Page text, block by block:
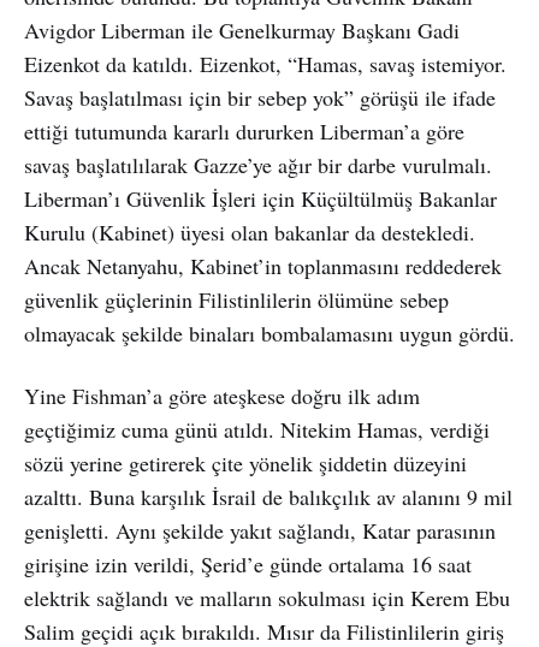
Avigdor Liberman ile Genelkurmay Başkanı Gadi
Eizenkot da katıldı. Eizenkot, “Hamas, savaş istemiyor.
Savaş başlatılması için bir sebep yok” görüşü ile ifade
ettiği tutumunda kararlı dururken Liberman’a göre
savaş başlatılılarak Gazze’ye ağır bir darbe vurulmalı.
Liberman’ı Güvenlik İşleri için Küçültülmüş Bakanlar
Kurulu (Kabinet) üyesi olan bakanlar da destekledi.
Ancak Netanyahu, Kabinet’in toplanmasını reddederek
güvenlik güçlerinin Filistinlilerin ölümüne sebep
olmayacak şekilde binaları bombalamasını uygun gördü.
Yine Fishman’a göre ateşkese doğru ilk adım
geçtiğimiz cuma günü atıldı. Nitekim Hamas, verdiği
sözü yerine getirerek çite yönelik şiddetin düzeyini
azalttı. Buna karşılık İsrail de balıkçılık av alanını 9 mil
genişletti. Aynı şekilde yakıt sağlandı, Katar parasının
girişine izin verildi, Şerid’e günde ortalama 16 saat
elektrik sağlandı ve malların sokulması için Kerem Ebu
Salim geçidi açık bırakıldı. Mısır da Filistinlilerin giriş